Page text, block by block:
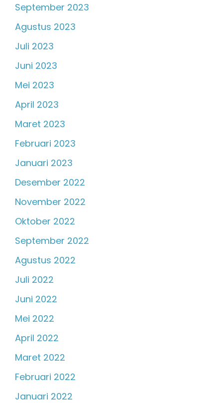
September 2023
Agustus 2023
Juli 2023
Juni 2023
Mei 2023
April 2023
Maret 2023
Februari 2023
Januari 2023
Desember 2022
November 2022
Oktober 2022
September 2022
Agustus 2022
Juli 2022
Juni 2022
Mei 2022
April 2022
Maret 2022
Februari 2022
Januari 2022